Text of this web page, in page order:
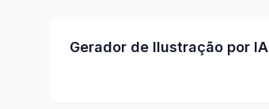
Gerador de Ilustração por IA